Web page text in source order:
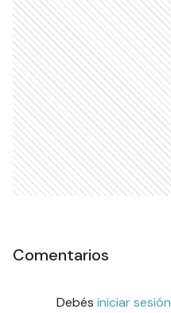
Comentarios
Debés iniciar sesión